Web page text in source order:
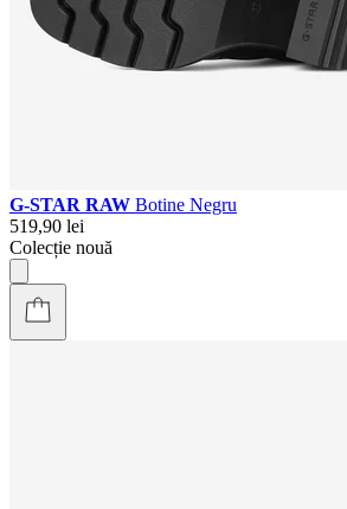
G-STAR RAW Botine Negru
519,90 lei
Colecție nouă